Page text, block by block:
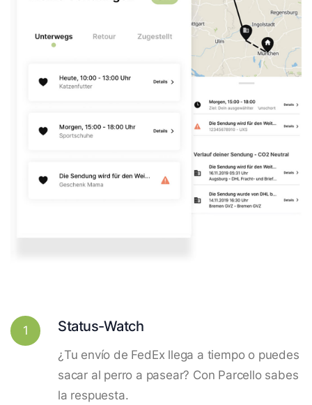
1 Status-Watch
¿Tu envío de FedEx llega a tiempo o puedes
sacar al perro a pasear? Con Parcello sabes
la respuesta.